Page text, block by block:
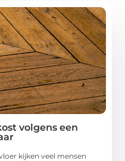
volgens een
kijken veel mensen